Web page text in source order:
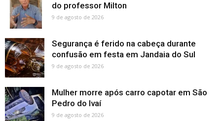
do professor Milton
9 de agosto de 2026
Segurança é ferido na cabeça durante
confusão em festa em Jandaia do Sul
9 de agosto de 2026
Mulher morre após carro capotar em São
Pedro do Ivaí
9 de agosto de 2026